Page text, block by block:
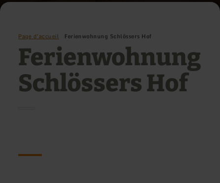
Page d'accueil Ferienwohnung Schlössers Hof
Ferienwohnung
Schlössers Hof